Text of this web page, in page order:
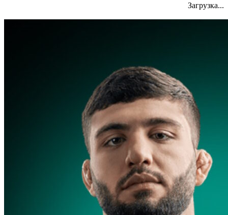
Загрузка...